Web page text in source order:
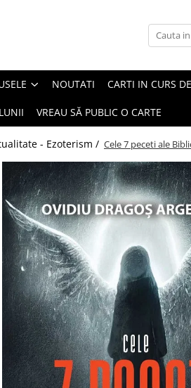
NOUTATI CARTI IN CURS
VREAU SĂ PUBLIC O CARTE
- Ezoterism / Cele 7 peceti ale